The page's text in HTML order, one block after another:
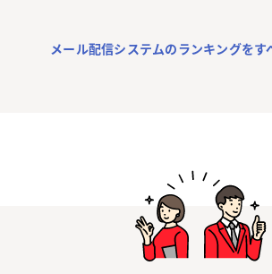
メール配信システムのランキングをす